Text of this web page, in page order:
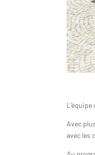
Avec
avec les